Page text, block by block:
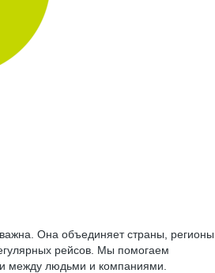
Она объединяет страны, регионы
рейсов. Мы помогаем
между людьми и компаниями.